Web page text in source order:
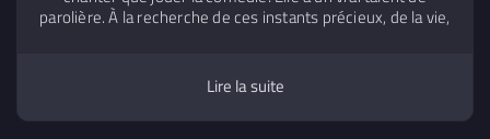
parolière. À la recherche de ces instants précieux, de la vie,
Ses chansons relatent autant la vie que l’amour et
abordent la paix et la nostalgie. Elle sait nous émouvoir et
son grain de voix particulier lui donne une identité bien à
Lire la suite